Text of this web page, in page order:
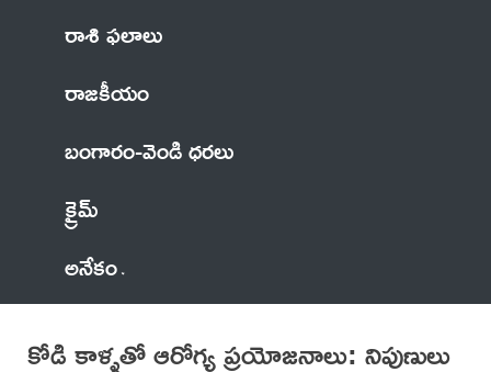
రాశి ఫలాలు
రాజకీయం
బంగారం-వెండి ధరలు
క్రైమ్
అనేకం
కోడి కాళ్ళతో ఆరోగ్య ప్రయోజనాలు: నిపుణులు